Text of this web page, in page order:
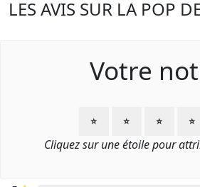
LES AVIS SUR LA POP
Votre
⭐ ⭐ ⭐ ⭐
Cliquez sur une étoile pour